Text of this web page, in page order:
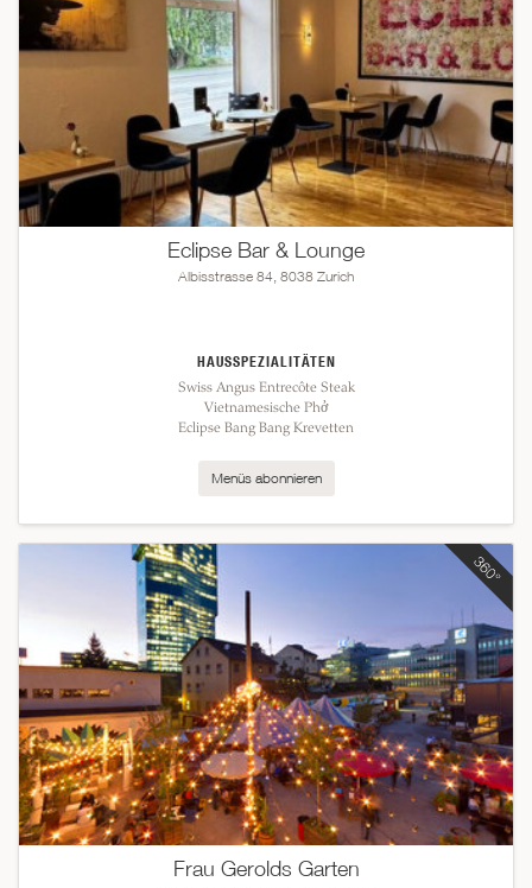
Eclipse Bar & Lounge
Albisstrasse 84, 8038 Zurich
HAUSSPEZIALITÄTEN
Swiss Angus Entrecôte Steak
Vietnamesische Phở
Eclipse Bang Bang Krevetten
Menüs abonnieren
Frau Gerolds Garten